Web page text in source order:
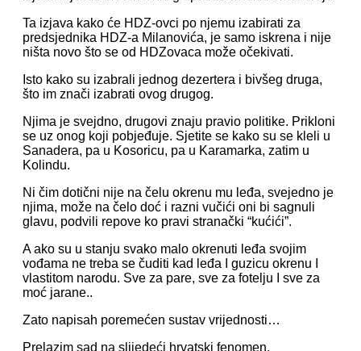
Ta izjava kako će HDZ-ovci po njemu izabirati za
predsjednika HDZ-a Milanovića, je samo iskrena i nije
ništa novo što se od HDZovaca može očekivati.
Isto kako su izabrali jednog dezertera i bivšeg druga,
što im znači izabrati ovog drugog.
Njima je svejdno, drugovi znaju pravio politike. Prikloni
se uz onog koji pobjeđuje. Sjetite se kako su se kleli u
Sanadera, pa u Kosoricu, pa u Karamarka, zatim u
Kolindu.
Ni čim dotični nije na čelu okrenu mu leđa, svejedno je
njima, može na čelo doć i razni vučići oni bi sagnuli
glavu, podvili repove ko pravi stranački “kućići”.
A ako su u stanju svako malo okrenuti leđa svojim
vođama ne treba se čuditi kad leđa I guzicu okrenu I
vlastitom narodu. Sve za pare, sve za fotelju I sve za
moć jarane..
Zato napisah poremećen sustav vrijednosti…
Prelazim sad na slijedeći hrvatski fenomen.